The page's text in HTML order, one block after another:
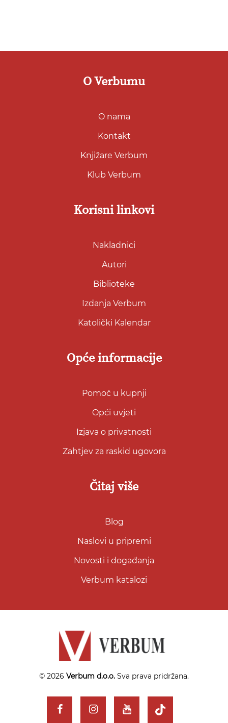
O Verbumu
O nama
Kontakt
Knjižare Verbum
Klub Verbum
Korisni linkovi
Nakladnici
Autori
Biblioteke
Izdanja Verbum
Katolički Kalendar
Opće informacije
Pomoć u kupnji
Opći uvjeti
Izjava o privatnosti
Zahtjev za raskid ugovora
Čitaj više
Blog
Naslovi u pripremi
Novosti i događanja
Verbum katalozi
© 2026 Verbum d.o.o. Sva prava pridržana.